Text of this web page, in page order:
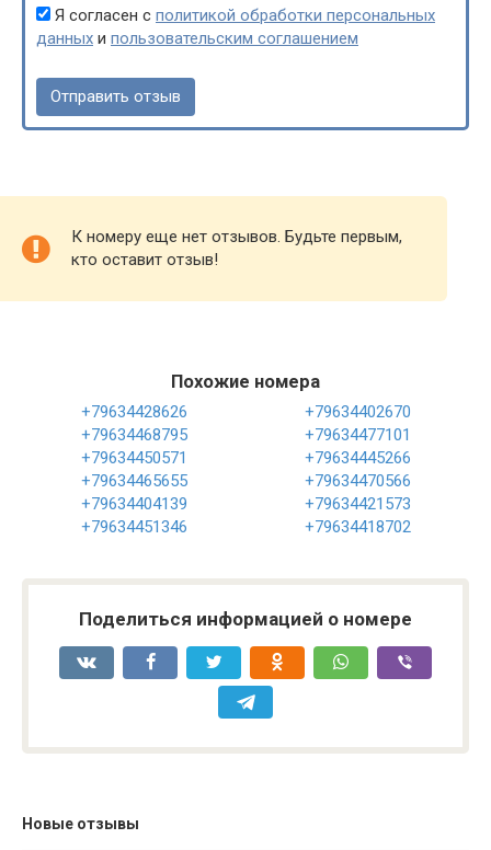
Я согласен с политикой обработки персональных
данных и пользовательским соглашением
К номеру еще нет отзывов. Будьте первым,
кто оставит отзыв!
Похожие номера
+79634428626
+79634402670
+79634468795
+79634477101
+79634450571
+79634445266
+79634465655
+79634470566
+79634404139
+79634421573
+79634451346
+79634418702
Поделиться информацией о номере
Новые отзывы